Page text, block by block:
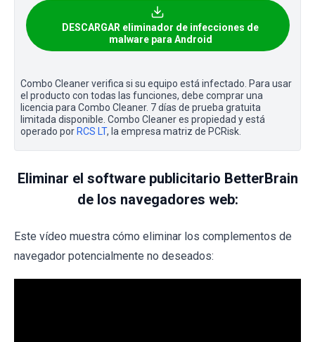
DESCARGAR eliminador de infecciones de
malware para Android
Combo Cleaner verifica si su equipo está infectado. Para usar
el producto con todas las funciones, debe comprar una
licencia para Combo Cleaner. 7 días de prueba gratuita
limitada disponible. Combo Cleaner es propiedad y está
operado por RCS LT, la empresa matriz de PCRisk.
Eliminar el software publicitario BetterBrain
de los navegadores web:
Este vídeo muestra cómo eliminar los complementos de
navegador potencialmente no deseados: